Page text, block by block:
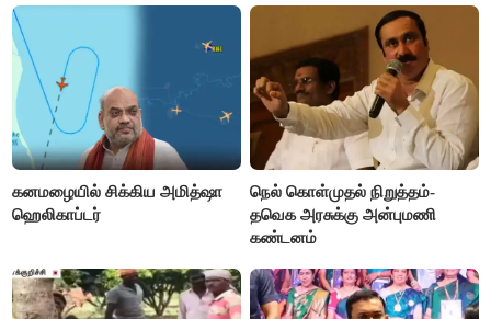
கனமழையில் சிக்கிய அமித்ஷா
ஹெலிகாப்டர்
நெல் கொள்முதல் நிறுத்தம்-
தவெக அரசுக்கு அன்புமணி
கண்டனம்